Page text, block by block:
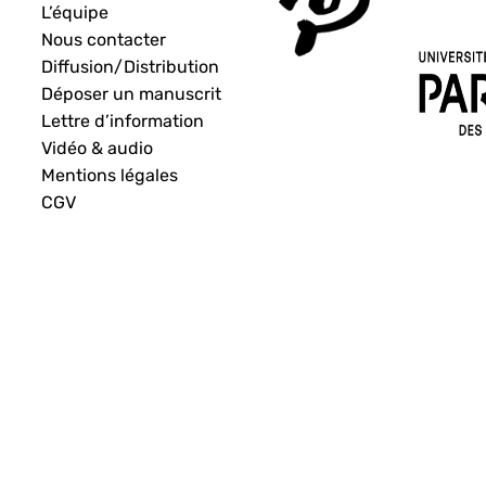
L’équipe
Nous contacter
Diffusion/Distribution
Déposer un manuscrit
Lettre d’information
Vidéo & audio
Mentions légales
CGV